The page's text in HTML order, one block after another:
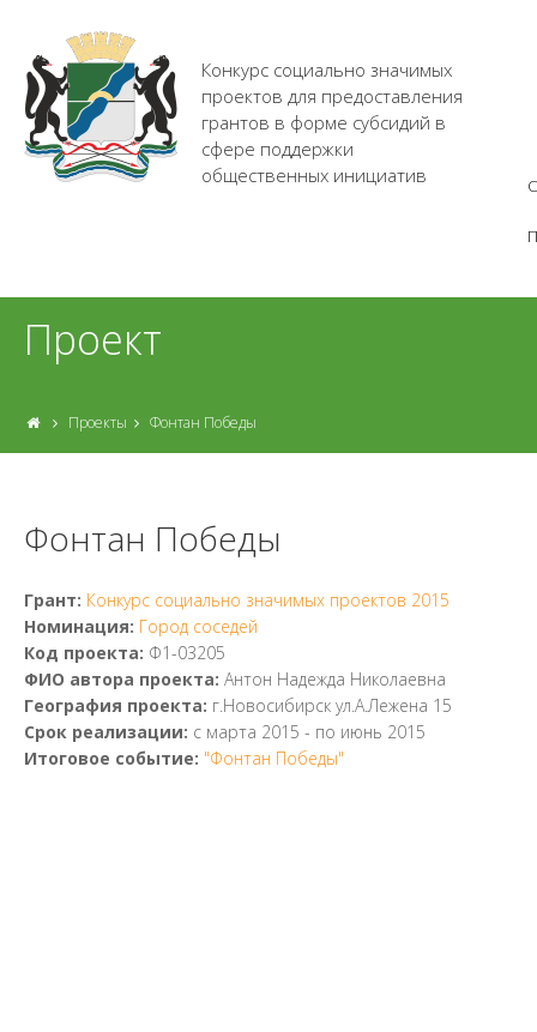
Конкурс социально значимых
проектов для предоставления
грантов в форме субсидий в
сфере поддержки
общественных инициатив
Проект
Проекты Фонтан Победы
Фонтан Победы
Грант: Конкурс социально значимых проектов 2015
Номинация: Город соседей
Код проекта: Ф1-03205
ФИО автора проекта: Антон Надежда Николаевна
География проекта: г.Новосибирск ул.А.Лежена 15
Срок реализации: с марта 2015 - по июнь 2015
Итоговое событие: "Фонтан Победы"